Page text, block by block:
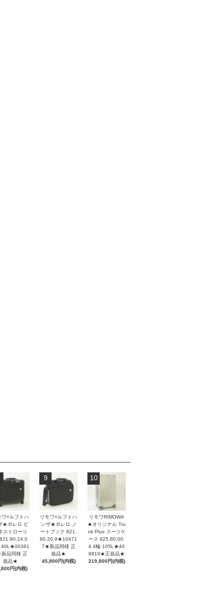
ワ×ルフトハ
★ボレロ ビ
ストローリ
40L★00361
品同様 正
規品★
円(内税)
9
リモワ×ルフトハ
ンザ★ボレロ ノ
ートブック 821.
90.20.9★10471
7★新品同様 正
規品★
45,800円(内税)
10
リモワRIMOWA
★オリジナル Tru
nk Plus スーツケ
ース 925.80.00.
4 4輪 105L★40
9819★正規品★
219,800円(内税)